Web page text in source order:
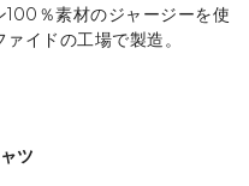
％素材のジャージーを使
イドの工場で製造。
ツ